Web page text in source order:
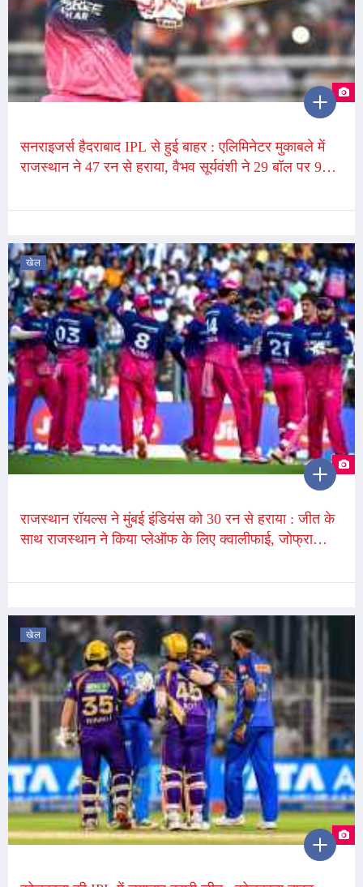
सनराइजर्स हैदराबाद IPL से हुई बाहर : एलिमिनेटर मुकाबले में
राजस्थान ने 47 रन से हराया, वैभव सूर्यवंशी ने 29 बॉल पर 97
खेल
राजस्थान रॉयल्स ने मुंबई इंडियंस को 30 रन से हराया : जीत के
साथ राजस्थान ने किया प्लेऑफ के लिए क्वालीफाई, जोफ्रा
खेल